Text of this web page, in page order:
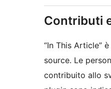
Contributi
“In This Article”
source. Le
contribuito allo